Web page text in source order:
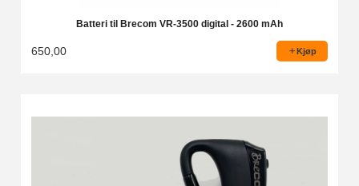
Batteri til Brecom VR-3500 digital - 2600 mAh
650,00 Kjøp